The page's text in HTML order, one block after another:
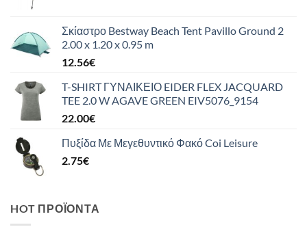
Σκίαστρο Bestway Beach Tent Pavillo Ground 2
2.00 x 1.20 x 0.95 m
12.56€
T-SHIRT ΓΥΝΑΙΚΕΙΟ EIDER FLEX JACQUARD
TEE 2.0 W AGAVE GREEN EIV5076_9154
22.00€
Πυξίδα Με Μεγεθυντικό Φακό Coi Leisure
2.75€
HOT ΠΡΟΪΌΝΤΑ